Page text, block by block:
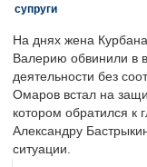
супруги
На днях жена
Валерию обвинили в
деятельности без
Омаров встал на
котором обратился к
Александру
ситуации.